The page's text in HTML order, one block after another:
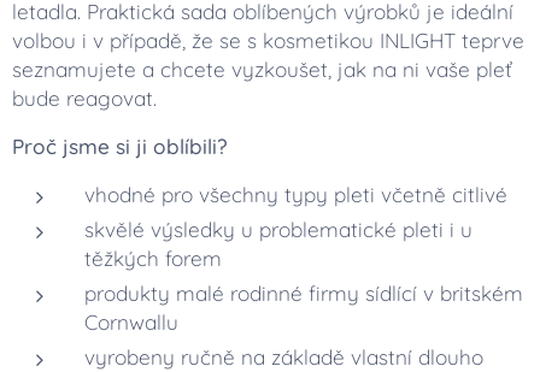
letadla. Praktická sada oblíbených výrobků je ideální
volbou i v případě, že se s kosmetikou INLIGHT teprve
seznamujete a chcete vyzkoušet, jak na ni vaše pleť
bude reagovat.
Proč jsme si ji oblíbili?
vhodné pro všechny typy pleti včetně citlivé
skvělé výsledky u problematické pleti i u
těžkých forem
produkty malé rodinné firmy sídlící v britském
Cornwallu
vyrobeny ručně na základě vlastní dlouho